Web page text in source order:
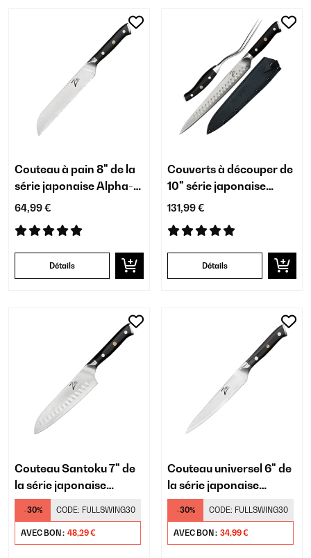
Couteau à pain 8" de la
série japonaise Alpha-
Royal
64,99 €
Détails
Couverts à découper de
10" série japonaise
Alpha-Royal
131,99 €
Détails
Couteau Santoku 7" de
la série japonaise
Alpha-Royal
-30% CODE: FULLSWING30
AVEC BON : 48,29 €
Couteau universel 6" de
la série japonaise
Alpha-Royal
-30% CODE: FULLSWING30
AVEC BON : 34,99 €